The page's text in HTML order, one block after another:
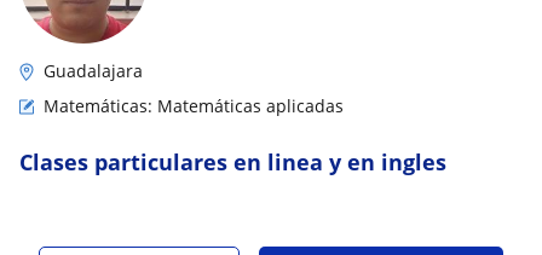
Guadalajara
Matemáticas: Matemáticas aplicadas
Clases particulares en linea y en ingles